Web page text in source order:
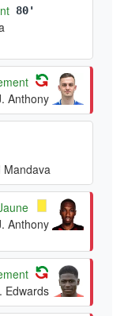
80'
Anthony
Mandava
Anthony
Edwards